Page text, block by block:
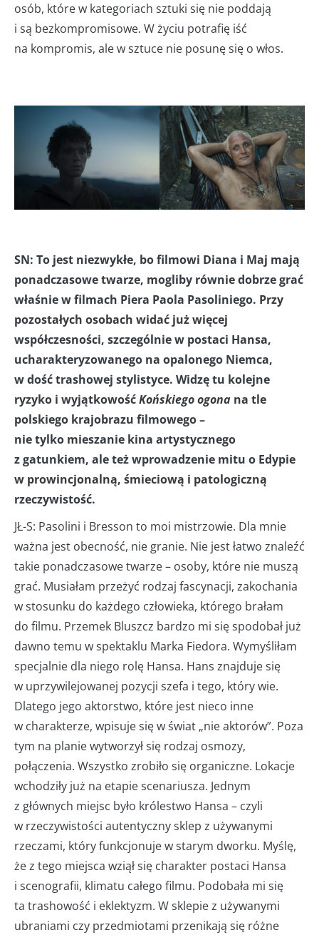
osób, które w kategoriach sztuki się nie poddają
i są bezkompromisowe. W życiu potrafię iść
na kompromis, ale w sztuce nie posunę się o włos.
SN: To jest niezwykłe, bo filmowi Diana i Maj mają
ponadczasowe twarze, mogliby równie dobrze grać
właśnie w filmach Piera Paola Pasoliniego. Przy
pozostałych osobach widać już więcej
współczesności, szczególnie w postaci Hansa,
ucharakteryzowanego na opalonego Niemca,
w dość trashowej stylistyce. Widzę tu kolejne
ryzyko i wyjątkowośćKońskiego ogona na tle
polskiego krajobrazu filmowego –
nie tylko mieszanie kina artystycznego
z gatunkiem, ale też wprowadzenie mitu o Edypie
w prowincjonalną, śmieciową i patologiczną
rzeczywistość.
JŁ-S: Pasolini i Bresson to moi mistrzowie. Dla mnie
ważna jest obecność, nie granie. Nie jest łatwo znaleźć
takie ponadczasowe twarze – osoby, które nie muszą
grać. Musiałam przeżyć rodzaj fascynacji, zakochania
w stosunku do każdego człowieka, którego brałam
do filmu. Przemek Bluszcz bardzo mi się spodobał już
dawno temu w spektaklu Marka Fiedora. Wymyśliłam
specjalnie dla niego rolę Hansa. Hans znajduje się
w uprzywilejowanej pozycji szefa i tego, który wie.
Dlatego jego aktorstwo, które jest nieco inne
w charakterze, wpisuje się w świat „nie aktorów”. Poza
tym na planie wytworzył się rodzaj osmozy,
połączenia. Wszystko zrobiło się organiczne. Lokacje
wchodziły już na etapie scenariusza. Jednym
z głównych miejsc było królestwo Hansa – czyli
w rzeczywistości autentyczny sklep z używanymi
rzeczami, który funkcjonuje w starym dworku. Myślę,
że z tego miejsca wziął się charakter postaci Hansa
i scenografii, klimatu całego filmu. Podobała mi się
ta trashowość i eklektyzm. W sklepie z używanymi
ubraniami czy przedmiotami przenikają się różne